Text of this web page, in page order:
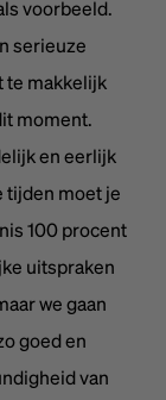
voorbeeld.
serieuze
te makkelijk
moment.
en eerlijk
tijden moet je
100 procent
uitspraken
we gaan
goed en
van